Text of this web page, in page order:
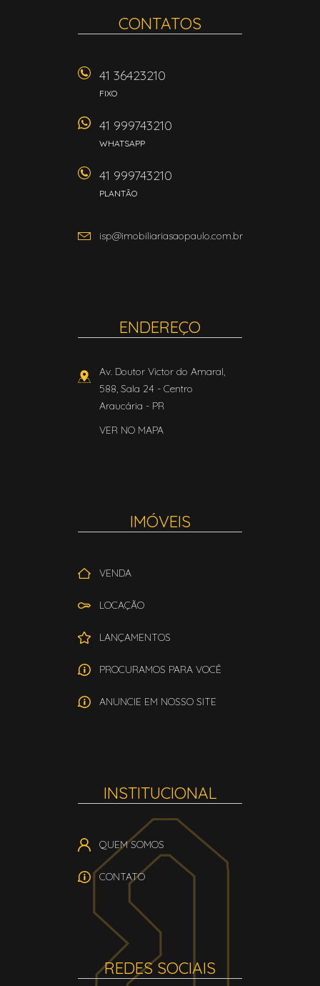
CONTATOS
41 36423210
FIXO
41 999743210
WHATSAPP
41 999743210
PLANTÃO
isp@imobiliariasaopaulo.com.br
ENDEREÇO
Av. Doutor Victor do Amaral,
588, Sala 24 - Centro
Araucária - PR
VER NO MAPA
IMÓVEIS
VENDA
LOCAÇÃO
LANÇAMENTOS
PROCURAMOS PARA VOCÊ
ANUNCIE EM NOSSO SITE
INSTITUCIONAL
QUEM SOMOS
CONTATO
REDES SOCIAIS